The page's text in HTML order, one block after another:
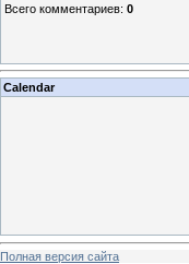
Всего комментариев: 0
Calendar
Полная версия сайта